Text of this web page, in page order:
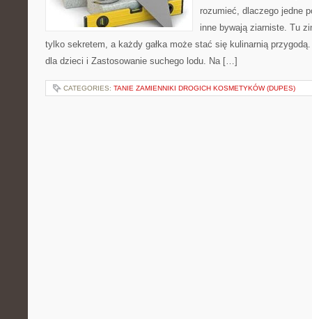
rozumieć, dlaczego jedne
inne bywają ziarniste. Tu
tylko sekretem, a każdy gałka może stać się kulinarnią
dla dzieci i Zastosowanie suchego lodu. Na […]
CATEGORIES: TANIE ZAMIENNIKI DROGICH KOSMETYKÓW (DUPES)